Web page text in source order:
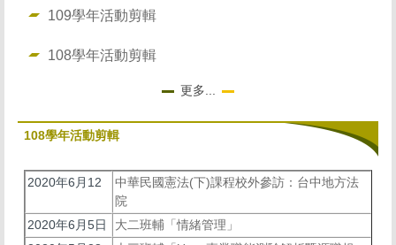
109學年活動剪輯
108學年活動剪輯
更多...
108學年活動剪輯
2020年6月12
中華民國憲法(下)課程校外參訪：台中地方法
院
2020年6月5日
大二班輔「情緒管理」